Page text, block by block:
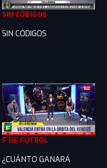
SIN CÓDIGOS
SIN CÓDIGOS
F DE FÚTBOL
¿CUÁNTO GANARÁ